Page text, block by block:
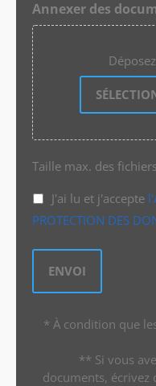
Annexer des
Taille max. des
J'ai lu et j'accepte
PROTECTION DES
* À condition que
** Si vous
documents, écrivez